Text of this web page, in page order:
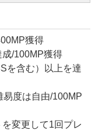
獲得
/100MP獲得
を含む）以上を達
度は自由/100MP
変更して1回プレ